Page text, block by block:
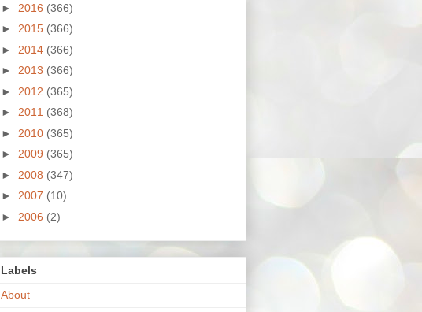
► 2016 (366)
► 2015 (366)
► 2014 (366)
► 2013 (366)
► 2012 (365)
► 2011 (368)
► 2010 (365)
► 2009 (365)
► 2008 (347)
► 2007 (10)
► 2006 (2)
Labels
About